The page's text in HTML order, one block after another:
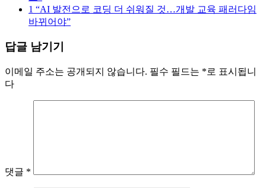
1 “AI 발전으로 코딩 더 쉬워질 것…개발 교육 패러다임
바뀌어야”
답글 남기기
이메일 주소는 공개되지 않습니다. 필수 필드는 *로 표시됩니
다
댓글 *